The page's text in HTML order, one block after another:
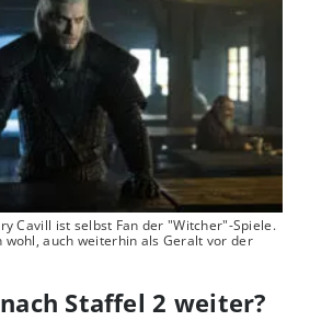
Cavill ist selbst Fan der "Witcher"-Spiele.
auch weiterhin als Geralt vor der
Staffel 2 weiter?